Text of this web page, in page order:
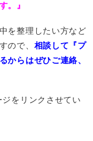
。』
を整理したい方など
ので、 相談して『プ
からはぜひご連絡、
をリンクさせてい